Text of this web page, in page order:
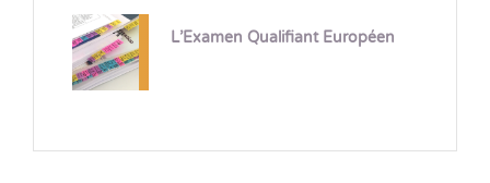
L’Examen Qualifiant Européen